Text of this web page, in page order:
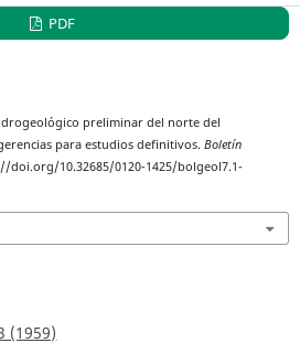
PDF
preliminar del norte del
para estudios definitivos.Boletín
doi.org/10.32685/0120-1425/bolgeol7.1-
(1959)